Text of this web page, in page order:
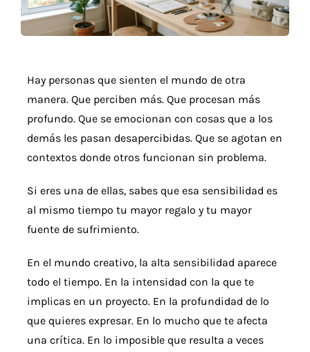
Detalles
Cursos
Coaching
Blog
Contacto
Hay personas que sienten el mundo de otra
manera. Que perciben más. Que procesan más
profundo. Que se emocionan con cosas que a los
demás les pasan desapercibidas. Que se agotan en
contextos donde otros funcionan sin problema.
Si eres una de ellas, sabes que esa sensibilidad es
al mismo tiempo tu mayor regalo y tu mayor
fuente de sufrimiento.
En el mundo creativo, la alta sensibilidad aparece
todo el tiempo. En la intensidad con la que te
implicas en un proyecto. En la profundidad de lo
que quieres expresar. En lo mucho que te afecta
una crítica. En lo imposible que resulta a veces